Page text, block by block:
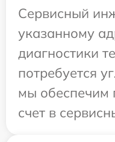
Сервисный
указанному
диагностики
потребуется
мы обеспечим
счет в